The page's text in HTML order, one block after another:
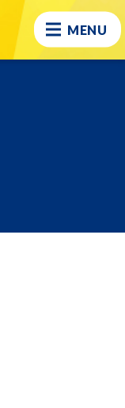
MENU